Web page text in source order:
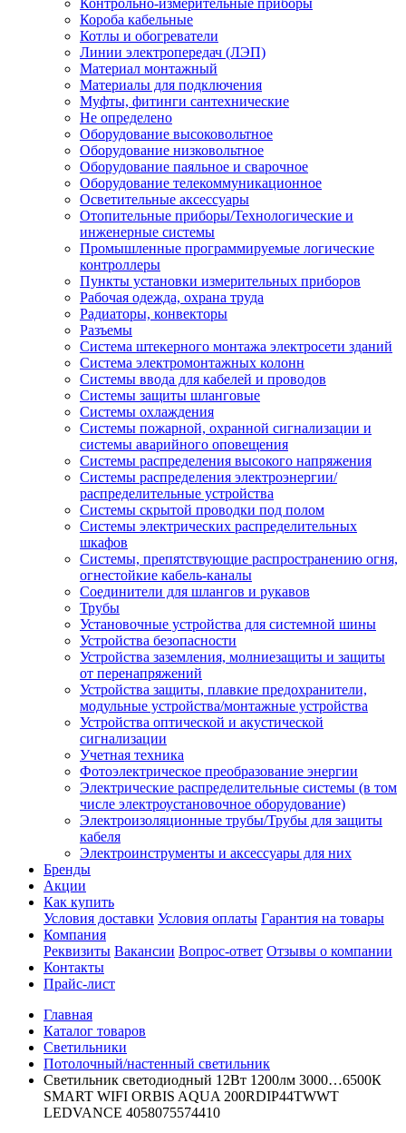
Контрольно-измерительные приборы
Короба кабельные
Котлы и обогреватели
Линии электропередач (ЛЭП)
Материал монтажный
Материалы для подключения
Муфты, фитинги сантехнические
Не определено
Оборудование высоковольтное
Оборудование низковольтное
Оборудование паяльное и сварочное
Оборудование телекоммуникационное
Осветительные аксессуары
Отопительные приборы/Технологические и
инженерные системы
Промышленные программируемые логические
контроллеры
Пункты установки измерительных приборов
Рабочая одежда, охрана труда
Радиаторы, конвекторы
Разъемы
Система штекерного монтажа электросети зданий
Система электромонтажных колонн
Системы ввода для кабелей и проводов
Системы защиты шланговые
Системы охлаждения
Системы пожарной, охранной сигнализации и
системы аварийного оповещения
Системы распределения высокого напряжения
Системы распределения электроэнергии/
распределительные устройства
Системы скрытой проводки под полом
Системы электрических распределительных
шкафов
Системы, препятствующие распространению огня,
огнестойкие кабель-каналы
Соединители для шлангов и рукавов
Трубы
Установочные устройства для системной шины
Устройства безопасности
Устройства заземления, молниезащиты и защиты
от перенапряжений
Устройства защиты, плавкие предохранители,
модульные устройства/монтажные устройства
Устройства оптической и акустической
сигнализации
Учетная техника
Фотоэлектрическое преобразование энергии
Электрические распределительные системы (в том
числе электроустановочное оборудование)
Электроизоляционные трубы/Трубы для защиты
кабеля
Электроинструменты и аксессуары для них
Бренды
Акции
Как купить
Условия доставки Условия оплаты Гарантия на товары
Компания
Реквизиты Вакансии Вопрос-ответ Отзывы о компании
Контакты
Прайс-лист
Главная
Каталог товаров
Светильники
Потолочный/настенный светильник
Светильник светодиодный 12Вт 1200лм 3000…6500К
SMART WIFI ORBIS AQUA 200RDIP44TWWT
LEDVANCE 4058075574410